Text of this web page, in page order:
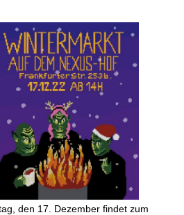
den 17. Dezember findet zum